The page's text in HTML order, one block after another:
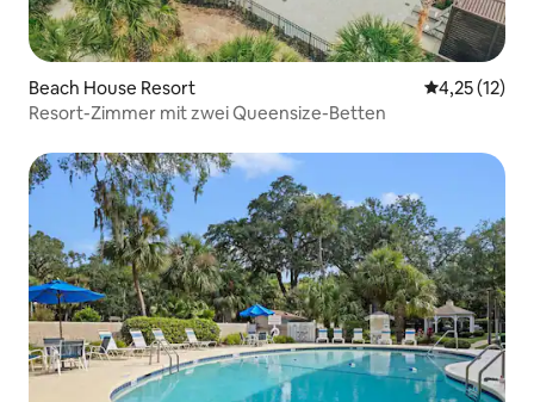
Beach House Resort
4,25 (12)
Resort-Zimmer mit zwei Queensize-Betten